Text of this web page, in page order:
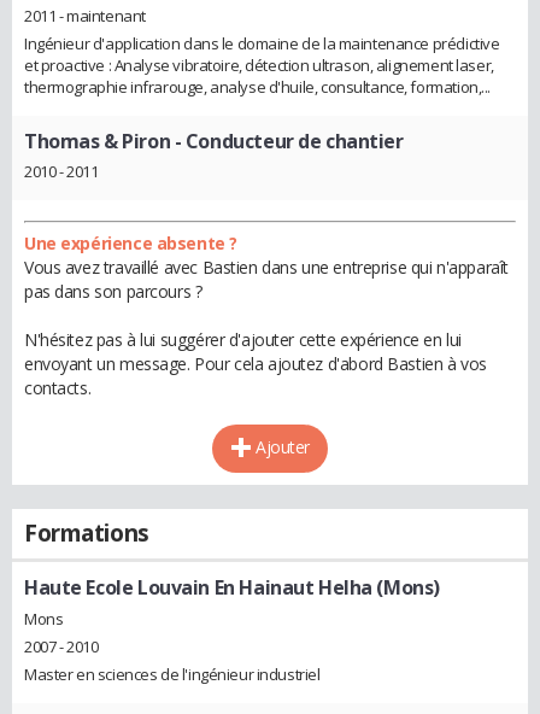
2011 - maintenant
Ingénieur d'application dans le domaine de la maintenance prédictive
et proactive : Analyse vibratoire, détection ultrason, alignement laser,
thermographie infrarouge, analyse d'huile, consultance, formation,...
Thomas & Piron - Conducteur de chantier
2010 - 2011
Une expérience absente ?
Vous avez travaillé avec Bastien dans une entreprise qui n'apparaît
pas dans son parcours ?
N'hésitez pas à lui suggérer d'ajouter cette expérience en lui
envoyant un message. Pour cela ajoutez d'abord Bastien à vos
contacts.
Ajouter
Formations
Haute Ecole Louvain En Hainaut Helha (Mons)
Mons
2007 - 2010
Master en sciences de l'ingénieur industriel